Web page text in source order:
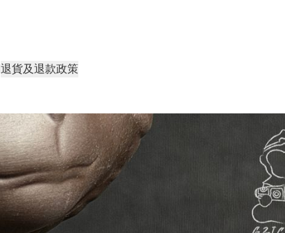
退貨及退款政策